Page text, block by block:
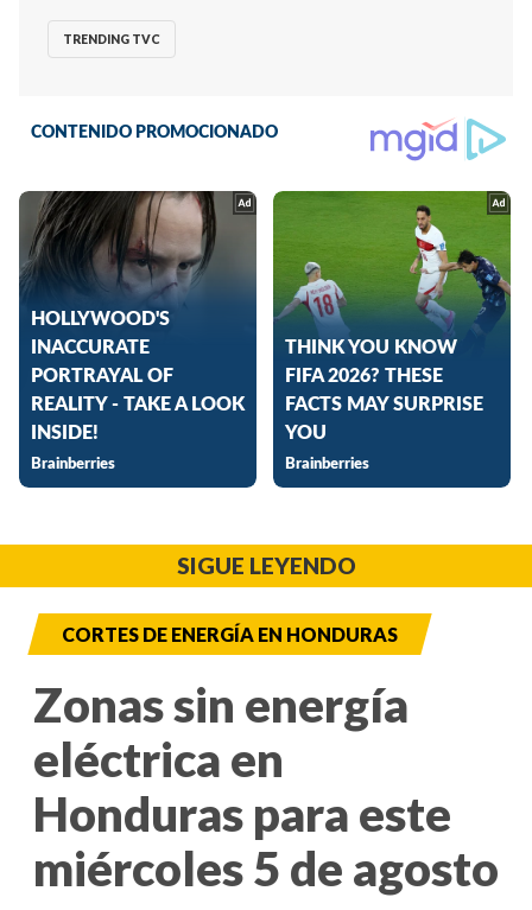
TRENDING TVC
SIGUE LEYENDO
CORTES DE ENERGÍA EN HONDURAS
Zonas sin energía
eléctrica en
Honduras para este
miércoles 5 de agosto